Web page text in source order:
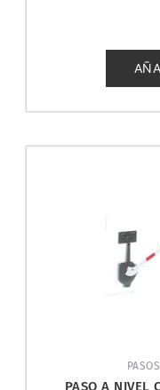
PASO A NIVEL